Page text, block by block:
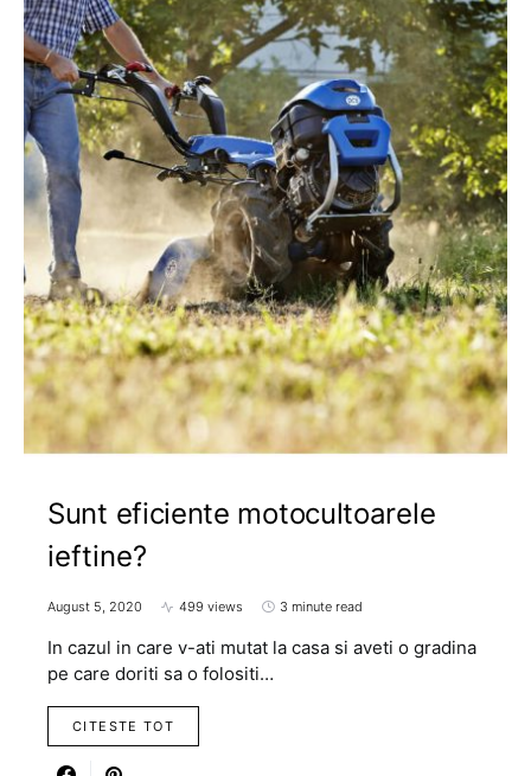
Sunt eficiente motocultoarele
ieftine?
August 5, 2020 499 views 3 minute read
In cazul in care v-ati mutat la casa si aveti o gradina
pe care doriti sa o folositi…
CITESTE TOT